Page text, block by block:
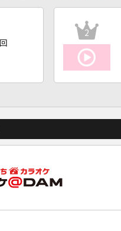
回
2